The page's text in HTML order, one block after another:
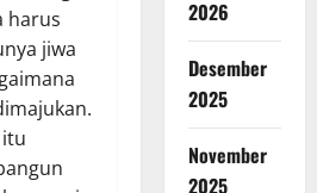
harus
jiwa
2026
Desember
2025
November
2025